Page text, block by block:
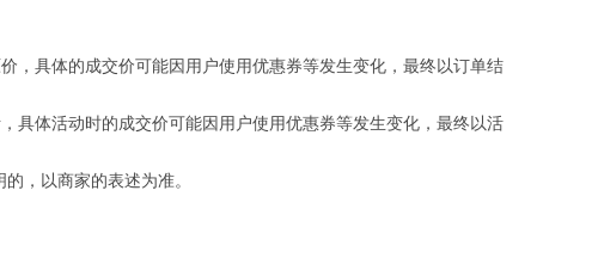
，具体的成交价可能因用户使用优惠券等发生变化，最终以订单结
具体活动时的成交价可能因用户使用优惠券等发生变化，最终以活
，以商家的表述为准。